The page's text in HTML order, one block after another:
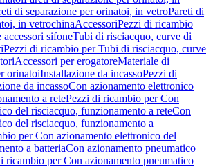
di separazione per orinatoi, in vetroPareti di
in vetrochinaAccessoriPezzi di ricambio
accessori sifoneTubi di risciacquo, curve di
Pezzi di ricambio per Tubi di risciacquo, curve
Accessori per erogatoreMateriale di
orinatoiInstallazione da incassoPezzi di
da incassoCon azionamento elettronico
a retePezzi di ricambio per Con
del risciacquo, funzionamento a reteCon
del risciacquo, funzionamento a
per Con azionamento elettronico del
a batteriaCon azionamento pneumatico
ricambio per Con azionamento pneumatico